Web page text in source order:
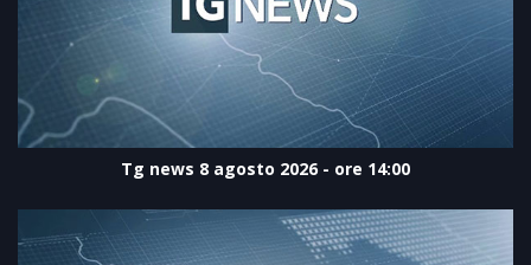
Tg news 8 agosto 2026 - ore 14:00